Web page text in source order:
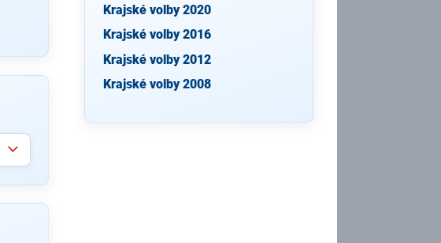
Krajské volby 2020
Krajské volby 2016
Krajské volby 2012
Krajské volby 2008